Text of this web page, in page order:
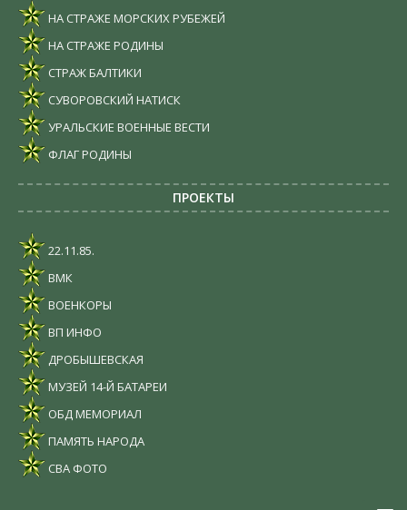
НА СТРАЖЕ МОРСКИХ РУБЕЖЕЙ
НА СТРАЖЕ РОДИНЫ
СТРАЖ БАЛТИКИ
СУВОРОВСКИЙ НАТИСК
УРАЛЬСКИЕ ВОЕННЫЕ ВЕСТИ
ФЛАГ РОДИНЫ
ПРОЕКТЫ
22.11.85.
ВМК
ВОЕНКОРЫ
ВП ИНФО
ДРОБЫШЕВСКАЯ
МУЗЕЙ 14-Й БАТАРЕИ
ОБД МЕМОРИАЛ
ПАМЯТЬ НАРОДА
СВА ФОТО